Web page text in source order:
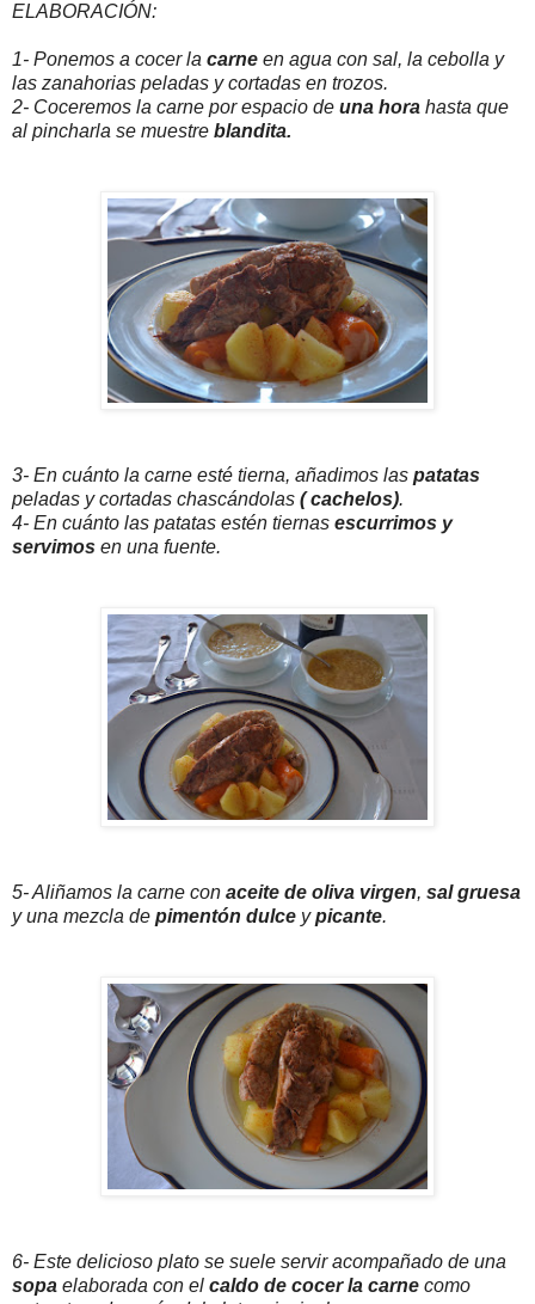
ELABORACIÓN:
1- Ponemos a cocer la carne en agua con sal, la cebolla y
las zanahorias peladas y cortadas en trozos.
2- Coceremos la carne por espacio de una hora hasta que
al pincharla se muestre blandita.
3- En cuánto la carne esté tierna, añadimos las patatas
peladas y cortadas chascándolas ( cachelos).
4- En cuánto las patatas estén tiernas escurrimos y
servimos en una fuente.
5- Aliñamos la carne con aceite de oliva virgen, sal gruesa
y una mezcla de pimentón dulce ypicante.
6- Este delicioso plato se suele servir acompañado de una
sopa elaborada con el caldo de cocer la carne como